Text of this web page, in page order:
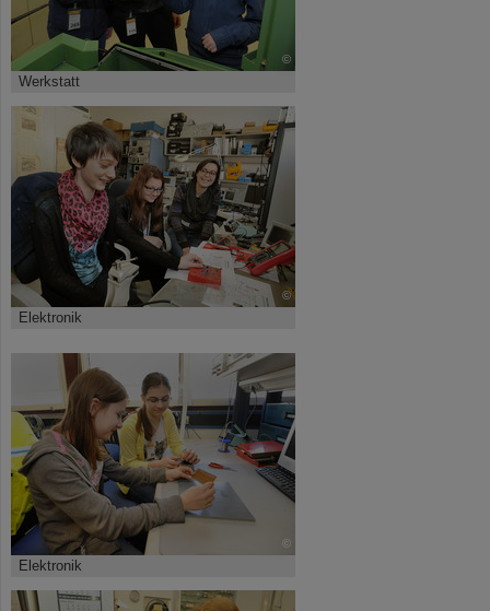
©
Werkstatt
©
Elektronik
©
Elektronik